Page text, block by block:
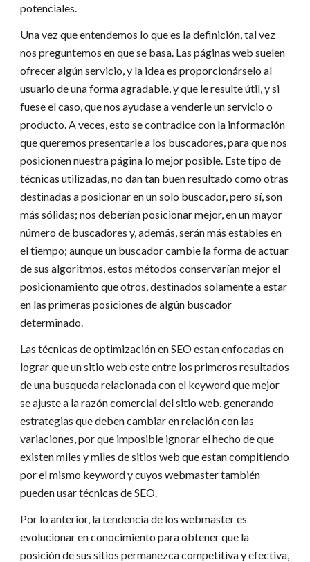
potenciales.
Una vez que entendemos lo que es la definición, tal vez
nos preguntemos en que se basa. Las páginas web suelen
ofrecer algún servicio, y la idea es proporcionárselo al
usuario de una forma agradable, y que le resulte útil, y si
fuese el caso, que nos ayudase a venderle un servicio o
producto. A veces, esto se contradice con la información
que queremos presentarle a los buscadores, para que nos
posicionen nuestra página lo mejor posible. Este tipo de
técnicas utilizadas, no dan tan buen resultado como otras
destinadas a posicionar en un solo buscador, pero sí, son
más sólidas; nos deberían posicionar mejor, en un mayor
número de buscadores y, además, serán más estables en
el tiempo; aunque un buscador cambie la forma de actuar
de sus algoritmos, estos métodos conservarían mejor el
posicionamiento que otros, destinados solamente a estar
en las primeras posiciones de algún buscador
determinado.
Las técnicas de optimización en SEO estan enfocadas en
lograr que un sitio web este entre los primeros resultados
de una busqueda relacionada con el keyword que mejor
se ajuste a la razón comercial del sitio web, generando
estrategias que deben cambiar en relación con las
variaciones, por que imposible ignorar el hecho de que
existen miles y miles de sitios web que estan compitiendo
por el mismo keyword y cuyos webmaster también
pueden usar técnicas de SEO.
Por lo anterior, la tendencia de los webmaster es
evolucionar en conocimiento para obtener que la
posición de sus sitios permanezca competitiva y efectiva,